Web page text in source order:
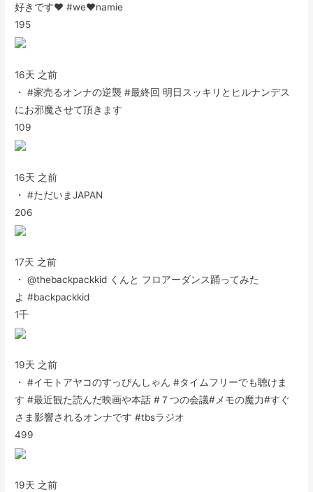
好きです❤️ #we❤️namie
195
16天 之前
・ #家売るオンナの逆襲 #最終回 明日スッキリとヒルナンデス
にお邪魔させて頂きます
109
16天 之前
・ #ただいまJAPAN
206
17天 之前
・ @thebackpackkid くんと フロアーダンス踊ってみた
よ #backpackkid
1千
19天 之前
・ #イモトアヤコのすっぴんしゃん #タイムフリーでも聴けま
す #最近観た読んだ映画や本話 #７つの会議#メモの魔力#すぐ
さま影響されるオンナです #tbsラジオ
499
19天 之前